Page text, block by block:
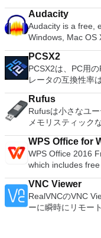
ーションおよびデ
ョンの拡張（特に
理、MBRおよび
クのディスク領域
ィションのサイズ
スクとパーティシ
ーティション空き
換パーティション
Audacity
Audacity is a free,
Windows, Mac OS
systems. You can use Audacity
tapes and records into
Vorbis, MP3, WAV or AIFF
sounds together. Change the speed or pitch of a recording.
PCSX2
PCSX2は、PC用
レータの互換性率
以上を誇っていま
いる場合、PCSX2
アプリケーション
供するため、
PCで動作するゲームを見
ーターを使用する
プレイステーショ
ケーションでは、
ハードドライブか
す。 主な機能は次のとおりです
押すだけで、ゲー
限のメモリーカー
Rufus
Rufusは小さなユ
メモリスティック
フォーマットおよび作成できま
役立ちます。 Windows、Linux、およびUEFI用の起動可能な
ISOからUSBイン
合。 OSがインストールされていないシステムで作業する必要
がある場合。 BIOSまたはその他のファームウェアをDOSから
フラッシュする必
を実行する必要がある場合。 Rufus
す：Arch Linux、
WPS Office for
WPS Office 2016
which includes
and presentation
easily be able to
Office 2016 Free
French, German,
VNC Viewer
RealVNCのVNC
ーに瞬時にリモー